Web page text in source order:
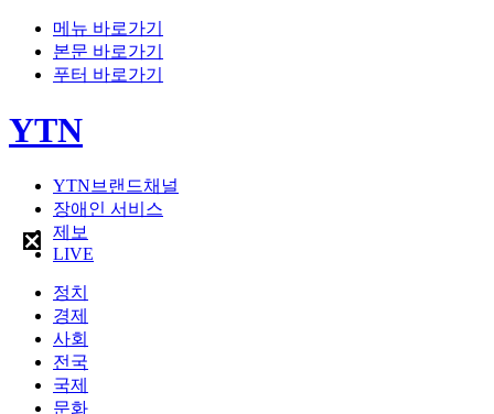
메뉴 바로가기
본문 바로가기
푸터 바로가기
YTN
YTN브랜드채널
장애인 서비스
제보
LIVE
정치
경제
사회
전국
국제
문화